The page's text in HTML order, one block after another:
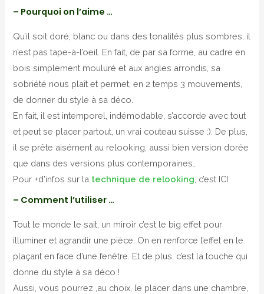
– Pourquoi on l’aime …
Qu’il soit doré, blanc ou dans des tonalités plus sombres, il
n’est pas tape-à-l’oeil. En fait, de par sa forme, au cadre en
bois simplement mouluré et aux angles arrondis, sa
sobriété nous plaît et permet, en 2 temps 3 mouvements,
de donner du style à sa déco.
En fait, il est intemporel, indémodable, s’accorde avec tout
et peut se placer partout, un vrai couteau suisse :). De plus,
il se prête aisément au relooking, aussi bien version dorée
que dans des versions plus contemporaines…
Pour +d’infos sur la technique de relooking , c’est ICI
– Comment l’utiliser …
Tout le monde le sait, un miroir c’est le big effet pour
illuminer et agrandir une pièce. On en renforce l’effet en le
plaçant en face d’une fenêtre. Et de plus, c’est la touche qui
donne du style à sa déco !
Aussi, vous pourrez ,au choix, le placer dans une chambre,